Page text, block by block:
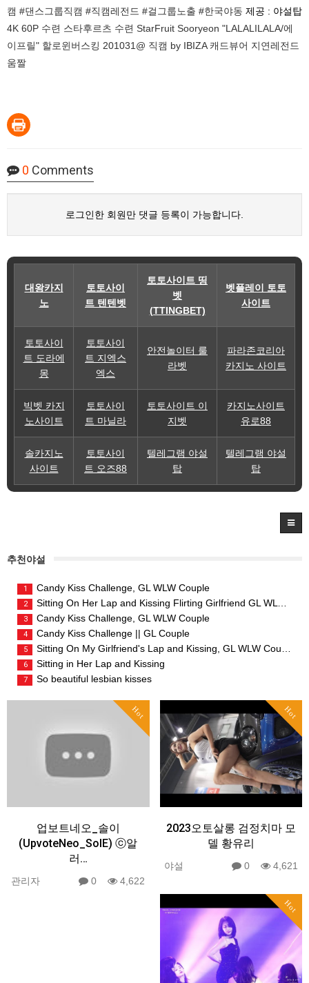
캠 #댄스그룹직캠 #직캠레전드 #걸그룹노출 #한국야동 제공 : 야설탑
4K 60P 수련 스타후르츠 수련 StarFruit Sooryeon "LALALILALA/에
이프릴" 할로윈버스킹 201031@ 직캠 by IBIZA 캐드뷰어 지연레전드
움짤
0 Comments
로그인한 회원만 댓글 등록이 가능합니다.
대왕카지
노
토토사이
트 텐텐벳
토토사이트 띵
벳
(TTINGBET)
벳플레이 토토
사이트
토토사이
트 도라에
몽
토토사이
트 지엑스
엑스
안전놀이터 룰
라벳
파라존코리아
카지노 사이트
빅벳 카지
노사이트
토토사이
트 마닐라
토토사이트 이
지벳
카지노사이트
유로88
솔카지노
사이트
토토사이
트 오즈88
텔레그램 야설
탑
텔레그램 야설
탑
추천야설
1 Candy Kiss Challenge, GL WLW Couple
2 Sitting On Her Lap and Kissing Flirting Girlfriend GL WLW Couple
3 Candy Kiss Challenge, GL WLW Couple
4 Candy Kiss Challenge || GL Couple
5 Sitting On My Girlfriend's Lap and Kissing, GL WLW Couple
6 Sitting in Her Lap and Kissing
7 So beautiful lesbian kisses
Hot
업보트네오_솔이
(UpvoteNeo_SolE) ⓒ알
러…
관리자 0 4,622
Hot
2023오토살롱 검정치마 모
델 황유리
야설 0 4,621
Hot